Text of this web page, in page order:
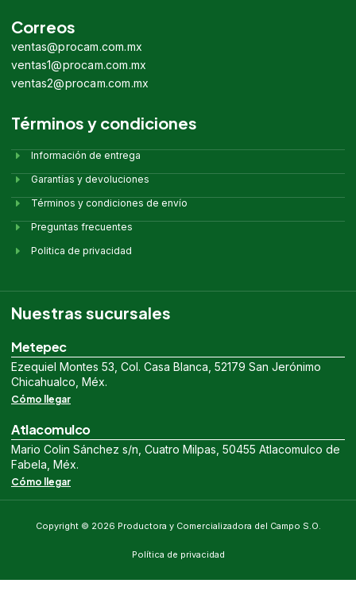
Correos
ventas@procam.com.mx
ventas1@procam.com.mx
ventas2@procam.com.mx
Términos y condiciones
Información de entrega
Garantías y devoluciones
Términos y condiciones de envío
Preguntas frecuentes
Politica de privacidad
Nuestras sucursales
Metepec
Ezequiel Montes 53, Col. Casa Blanca, 52179 San Jerónimo
Chicahualco, Méx.
Cómo llegar
Atlacomulco
Mario Colin Sánchez s/n, Cuatro Milpas, 50455 Atlacomulco de
Fabela, Méx.
Cómo llegar
Copyright © 2026 Productora y Comercializadora del Campo S.O.
Política de privacidad